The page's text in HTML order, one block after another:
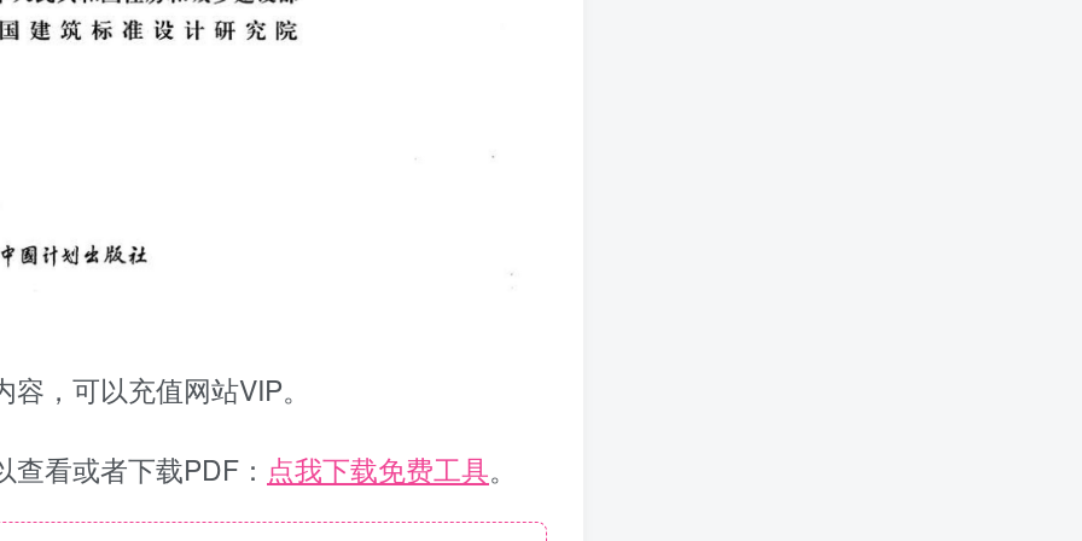
，可以充值网站VIP。
看或者下载PDF： 点我下载免费工具。